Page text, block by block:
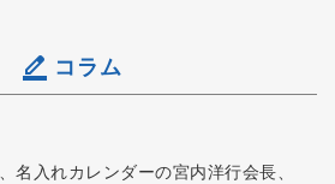
コラム
名入れカレンダーの宮内洋行会長、